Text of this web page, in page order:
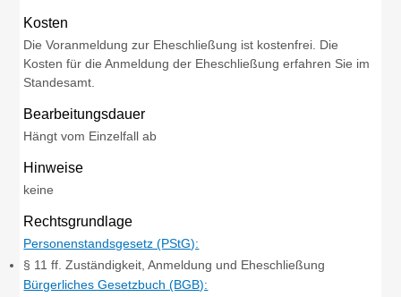
Kosten
Die Voranmeldung zur Eheschließung ist kostenfrei. Die
Kosten für die Anmeldung der Eheschließung erfahren Sie im
Standesamt.
Bearbeitungsdauer
Hängt vom Einzelfall ab
Hinweise
keine
Rechtsgrundlage
Personenstandsgesetz (PStG):
§ 11 ff. Zuständigkeit, Anmeldung und Eheschließung
Bürgerliches Gesetzbuch (BGB):